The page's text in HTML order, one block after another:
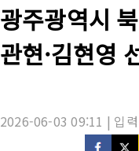
기
사
목
광주광역시
관현·김현영
준우승
2026-06-03 09:11 | 입력